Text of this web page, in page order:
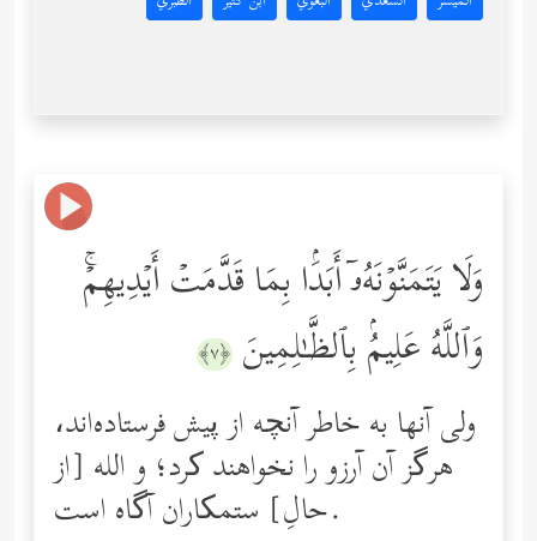
وَلَا یَتَمَنَّوۡنَهُۥۤ أَبَدَۢا بِمَا قَدَّمَتۡ أَیۡدِیهِمۡۚ
وَٱللَّهُ عَلِیمُۢ بِٱلظَّـٰلِمِینَ ﴿٧﴾
ولی آنها به خاطر آنچه از پیش فرستاده‌اند،
هرگز آن آرزو را نخواهند کرد؛ و الله [از
حالِ] ستمکاران آگاه است.